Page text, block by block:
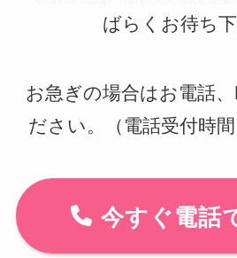
ばらくお待ち下
お急ぎの場合はお電話
ださい。（電話受付時間
今すぐ電話